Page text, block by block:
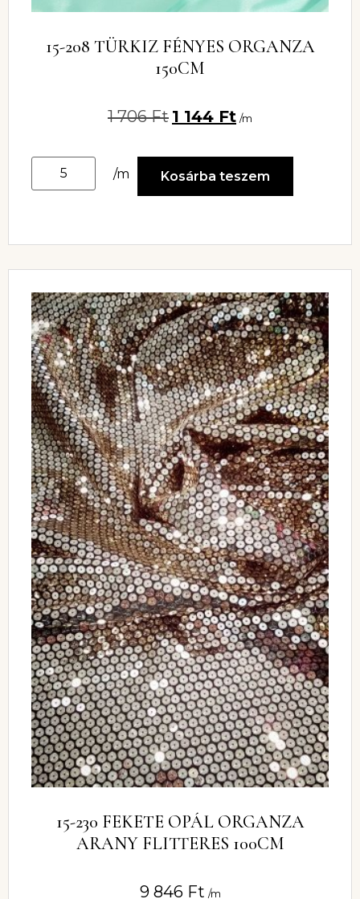
15-208 TÜRKIZ FÉNYES ORGANZA
150CM
1 706Ft 1 144 Ft /m
/m Kosárba teszem
15-230 FEKETE OPÁL ORGANZA
ARANY FLITTERES 100CM
9 846 Ft /m